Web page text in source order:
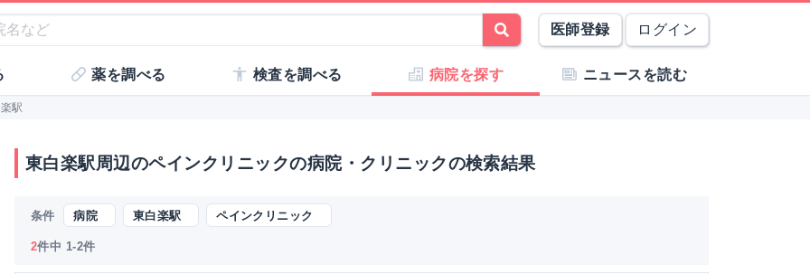
医師登録 ログイン
薬を調べる 検査を調べる 病院を探す ニュースを読む
駅
東白楽駅周辺のペインクリニックの病院・クリニックの検索結果
条件 病院 東白楽駅 ペインクリニック
2件中 1-2件